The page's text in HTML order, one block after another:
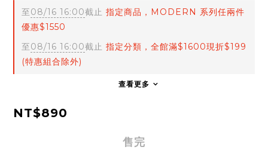
至08/16 16:00截止 指定商品，MODERN 系列任兩件
優惠$1550
至08/16 16:00截止 指定分類，全館滿$1600現折$199
(特惠組合除外)
查看更多
NT$890
售完